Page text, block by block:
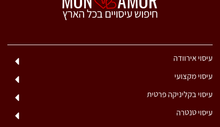
עיסוי אירוודה
עיסוי מקצועי
עיסוי בקליניקה פרטית
עיסוי טנטרה